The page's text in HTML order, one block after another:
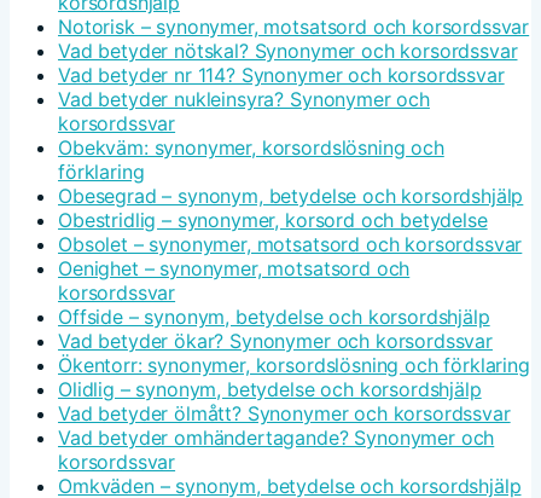
Notorisk – synonymer, motsatsord och korsordssvar
Vad betyder nötskal? Synonymer och korsordssvar
Vad betyder nr 114? Synonymer och korsordssvar
Vad betyder nukleinsyra? Synonymer och
korsordssvar
Obekväm: synonymer, korsordslösning och
förklaring
Obesegrad – synonym, betydelse och korsordshjälp
Obestridlig – synonymer, korsord och betydelse
Obsolet – synonymer, motsatsord och korsordssvar
Oenighet – synonymer, motsatsord och
korsordssvar
Offside – synonym, betydelse och korsordshjälp
Vad betyder ökar? Synonymer och korsordssvar
Ökentorr: synonymer, korsordslösning och förklaring
Olidlig – synonym, betydelse och korsordshjälp
Vad betyder ölmått? Synonymer och korsordssvar
Vad betyder omhändertagande? Synonymer och
korsordssvar
Omkväden – synonym, betydelse och korsordshjälp